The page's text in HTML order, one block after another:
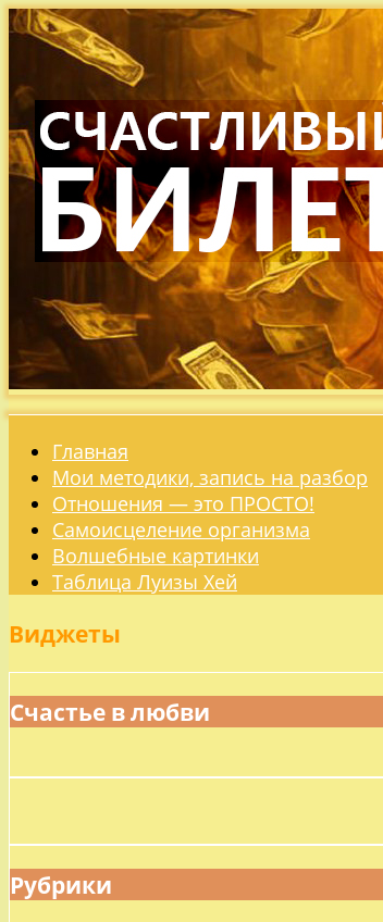
Главная
Мои методики, запись на разбор
Отношения — это ПРОСТО!
Самоисцеление организма
Волшебные картинки
Таблица Луизы Хей
Виджеты
Счастье в любви
Рубрики